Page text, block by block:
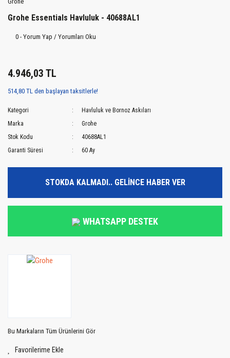
Grohe Essentials Havluluk - 40688AL1
0 - Yorum Yap / Yorumları Oku
4.946,03 TL
514,80 TL den başlayan taksitlerle!
Kategori
Havluluk ve Bornoz Askıları
Marka
Grohe
Stok Kodu
40688AL1
Garanti Süresi
60 Ay
STOKDA KALMADI.. GELİNCE HABER VER
WHATSAPP DESTEK
Bu Markaların Tüm Ürünlerini Gör